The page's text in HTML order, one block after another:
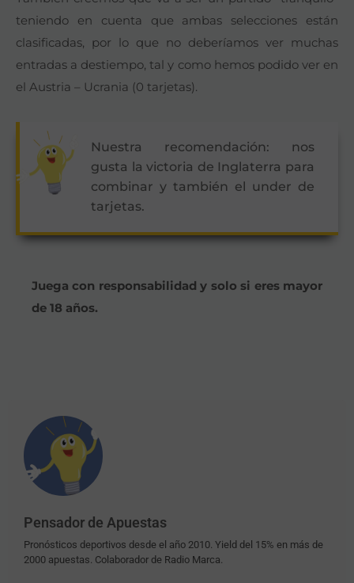
teniendo en cuenta que ambas selecciones están
clasificadas, por lo que no deberíamos ver muchas
entradas a destiempo, tal y como hemos podido ver en
el Austria – Ucrania (0 tarjetas).
Nuestra recomendación: nos
gusta la victoria de Inglaterra para
combinar y también el under de
tarjetas.
Juega con responsabilidad y solo si eres mayor
de 18 años.
Pensador de Apuestas
Pronósticos deportivos desde el año 2010. Yield del 15% en más de
2000 apuestas. Colaborador de Radio Marca.